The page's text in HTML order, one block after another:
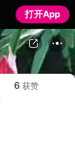
打开App
打开App
6 获赞